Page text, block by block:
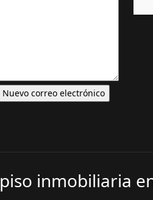
inmobiliaria